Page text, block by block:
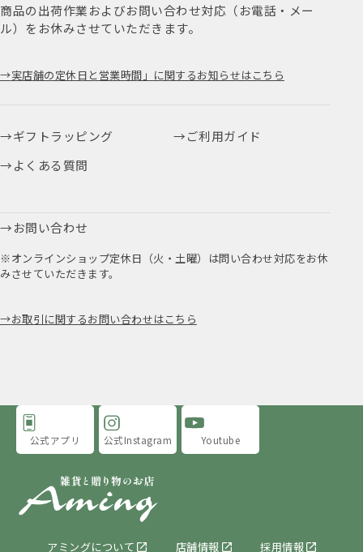
商品の出荷作業およびお問い合わせ対応（お電話・メー
ル）をお休みさせていただきます。
実店舗の定休日と営業時間」に関するお知らせはこちら
ギフトラッピング
ご利用ガイド
よくある質問
お問い合わせ
※オンラインショップ定休日（火・土曜）は問い合わせ対応をお休
みさせていただきます。
お取引に関するお問い合わせはこちら
アミングについて 店舗情報 採用情報
公式アプリ 公式Instagram Youtube